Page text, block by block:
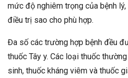
mức độ nghiêm trọng của bệnh
điều trị sao cho phù hợp.
Đa số các trường hợp bệnh đều
thuốc Tây y. Các loại thuốc
sinh, thuốc kháng viêm và thuốc